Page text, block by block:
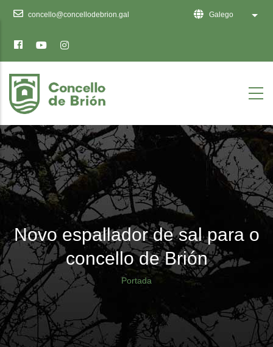
sitio
web
inclúe
un
sistema
de
accesibilidade.
concello@concellodebrion.gal Galego List
Novo espallador de sal para o
concello de Brión
Breadcrumb
Portada